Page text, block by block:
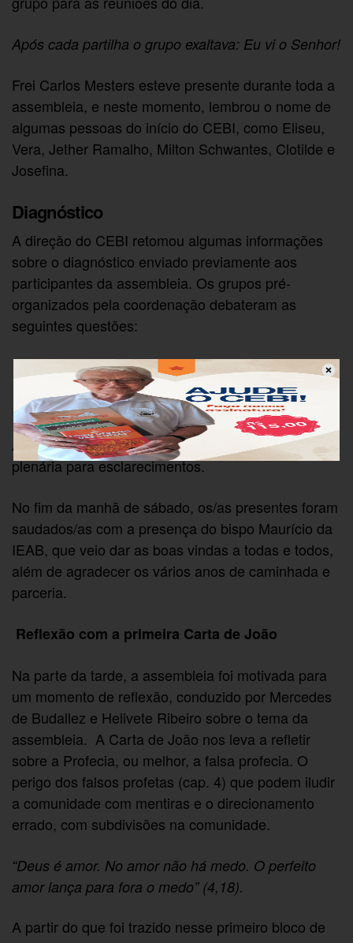
Após cada partilha o grupo exaltava: Eu vi o Senhor!
Frei Carlos Mesters esteve presente durante toda a
assembleia, e neste momento, lembrou o nome de
algumas pessoas do início do CEBI, como Eliseu,
Vera, Jether Ramalho, Milton Schwantes, Clotilde e
Josefina.
Diagnóstico
A direção do CEBI retomou algumas informações
sobre o diagnóstico enviado previamente aos
participantes da assembleia. Os grupos pré-
organizados pela coordenação debateram as
seguintes questões:
Como sentimos esse momento do CEBI?
Quais as dúvidas ainda temos?
Quais complementações gostaríamos de fazer?
Após as apresentações dos grupos foi feita uma
plenária para esclarecimentos.
No fim da manhã de sábado, os/as presentes foram
saudados/as com a presença do bispo Maurício da
IEAB, que veio dar as boas vindas a todas e todos,
além de agradecer os vários anos de caminhada e
parceria.
Reflexão com a primeira Carta de João
Na parte da tarde, a assembleia foi motivada para
um momento de reflexão, conduzido por Mercedes
de Budallez e Helivete Ribeiro sobre o tema da
assembleia. A Carta de João nos leva a refletir
sobre a Profecia, ou melhor, a falsa profecia. O
perigo dos falsos profetas (cap. 4) que podem iludir
a comunidade com mentiras e o direcionamento
errado, com subdivisões na comunidade.
“Deus é amor. No amor não há medo. O perfeito
amor lança para fora o medo” (4,18).
A partir do que foi trazido nesse primeiro bloco de